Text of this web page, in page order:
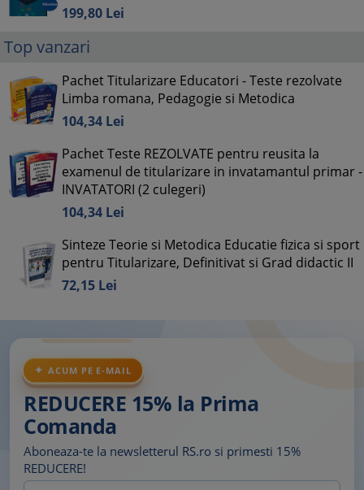
199,80 Lei
Top vanzari
Pachet Titularizare Educatori - Teste rezolvate
Limba romana, Pedagogie si Metodica
104,34 Lei
Pachet Teste REZOLVATE pentru reusita la
examenul de titularizare in invatamantul primar -
INVATATORI (2 culegeri)
104,34 Lei
Sinteze Teorie si Metodica Educatie fizica si sport
pentru Titularizare, Definitivat si Grad didactic II
72,15 Lei
ACUM PE E-MAIL
REDUCERE 15% la Prima
Comanda
Aboneaza-te la newsletterul RS.ro si primesti 15%
REDUCERE!